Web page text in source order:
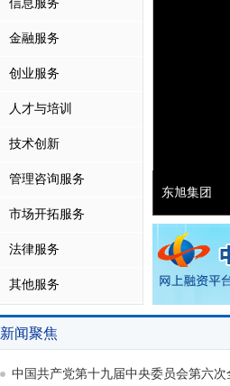
信息服务
金融服务
创业服务
人才与培训
技术创新
管理咨询服务
市场开拓服务
法律服务
其他服务
韩夏出席
新闻聚焦
中国共产党第十九届中央委员会第六次